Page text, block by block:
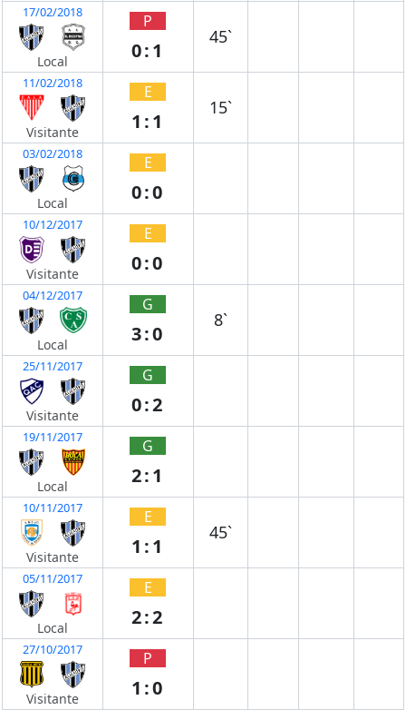
17/02/2018
Local
P
0:1
45`
11/02/2018
Visitante
E
1:1
15`
03/02/2018
Local
E
0:0
10/12/2017
Visitante
E
0:0
04/12/2017
Local
G
3:0
8`
25/11/2017
Visitante
G
0:2
19/11/2017
Local
G
2:1
10/11/2017
Visitante
E
1:1
45`
05/11/2017
Local
E
2:2
27/10/2017
Visitante
P
1:0